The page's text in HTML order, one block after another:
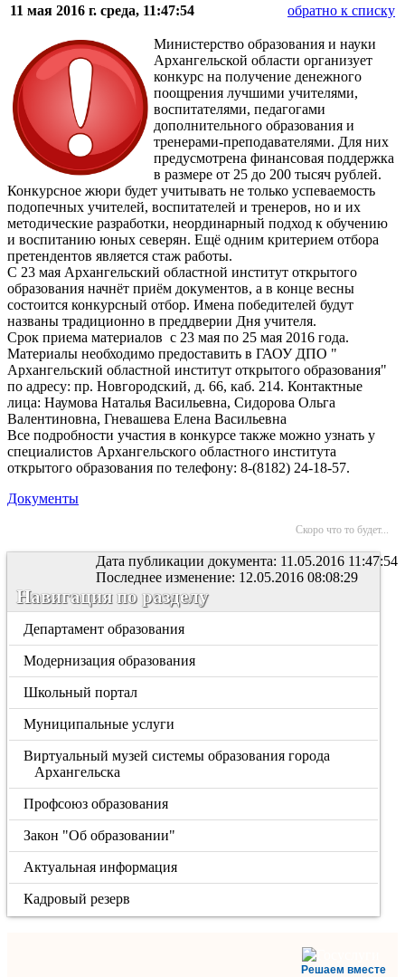
11 мая 2016 г. среда, 11:47:54
обратно к списку
Министерство образования и науки
Архангельской области организует
конкурс на получение денежного
поощрения лучшими учителями,
воспитателями, педагогами
дополнительного образования и
тренерами-преподавателями. Для них
предусмотрена финансовая поддержка
в размере от 25 до 200 тысяч рублей.
Конкурсное жюри будет учитывать не только успеваемость
подопечных учителей, воспитателей и тренеров, но и их
методические разработки, неординарный подход к обучению
и воспитанию юных северян. Ещё одним критерием отбора
претендентов является стаж работы.
С 23 мая Архангельский областной институт открытого
образования начнёт приём документов, а в конце весны
состоится конкурсный отбор. Имена победителей будут
названы традиционно в преддверии Дня учителя.
Срок приема материалов с 23 мая по 25 мая 2016 года.
Материалы необходимо предоставить в ГАОУ ДПО "
Архангельский областной институт открытого образования"
по адресу: пр. Новгородский, д. 66, каб. 214. Контактные
лица: Наумова Наталья Васильевна, Сидорова Ольга
Валентиновна, Гневашева Елена Васильевна
Все подробности участия в конкурсе также можно узнать у
специалистов Архангельского областного института
открытого образования по телефону: 8-(8182) 24-18-57.
Документы
Скоро что то будет...
Дата публикации документа: 11.05.2016 11:47:54
Последнее изменение: 12.05.2016 08:08:29
Навигация по разделу
Департамент образования
Модернизация образования
Школьный портал
Муниципальные услуги
Виртуальный музей системы образования города
Архангельска
Профсоюз образования
Закон "Об образовании"
Актуальная информация
Кадровый резерв
Решаем вместе